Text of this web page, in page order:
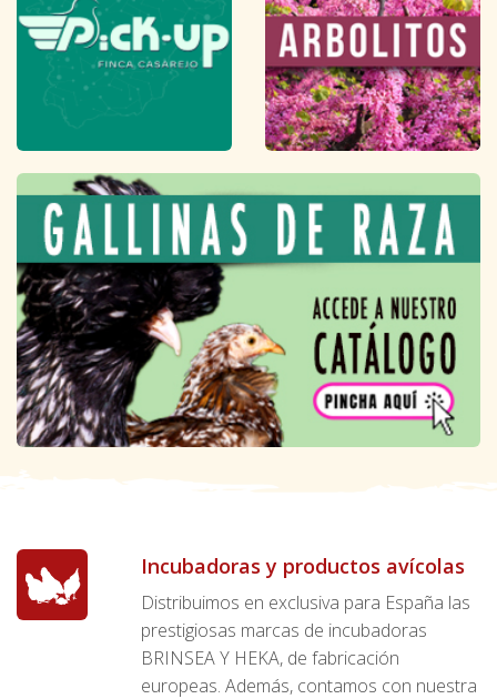
Incubadoras y productos avícolas
Distribuimos en exclusiva para España las
prestigiosas marcas de incubadoras
BRINSEA Y HEKA, de fabricación
europeas. Además, contamos con nuestra